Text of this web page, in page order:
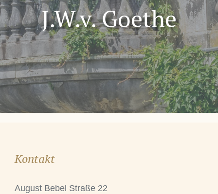
J.W.v. Goethe
Kontakt
August Bebel Straße 22